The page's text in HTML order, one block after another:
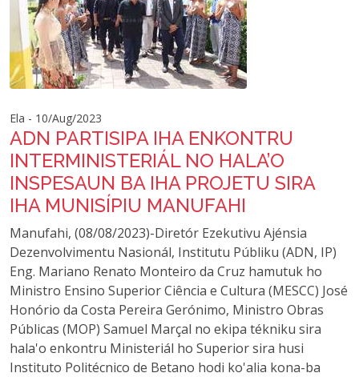
Ela - 10/Aug/2023
ADN PARTISIPA IHA ENKONTRU
INTERMINISTERIÁL NO HALA’O
INSPESAUN BA IHA PROJETU SIRA
IHA MUNISÍPIU MANUFAHI
Manufahi, (08/08/2023)-Diretór Ezekutivu Ajénsia
Dezenvolvimentu Nasionál, Institutu Públiku (ADN, IP)
Eng. Mariano Renato Monteiro da Cruz hamutuk ho
Ministro Ensino Superior Ciência e Cultura (MESCC) José
Honório da Costa Pereira Gerónimo, Ministro Obras
Públicas (MOP) Samuel Marçal no ekipa tékniku sira
hala'o enkontru Ministeriál ho Superior sira husi
Instituto Politécnico de Betano hodi ko'alia kona-ba